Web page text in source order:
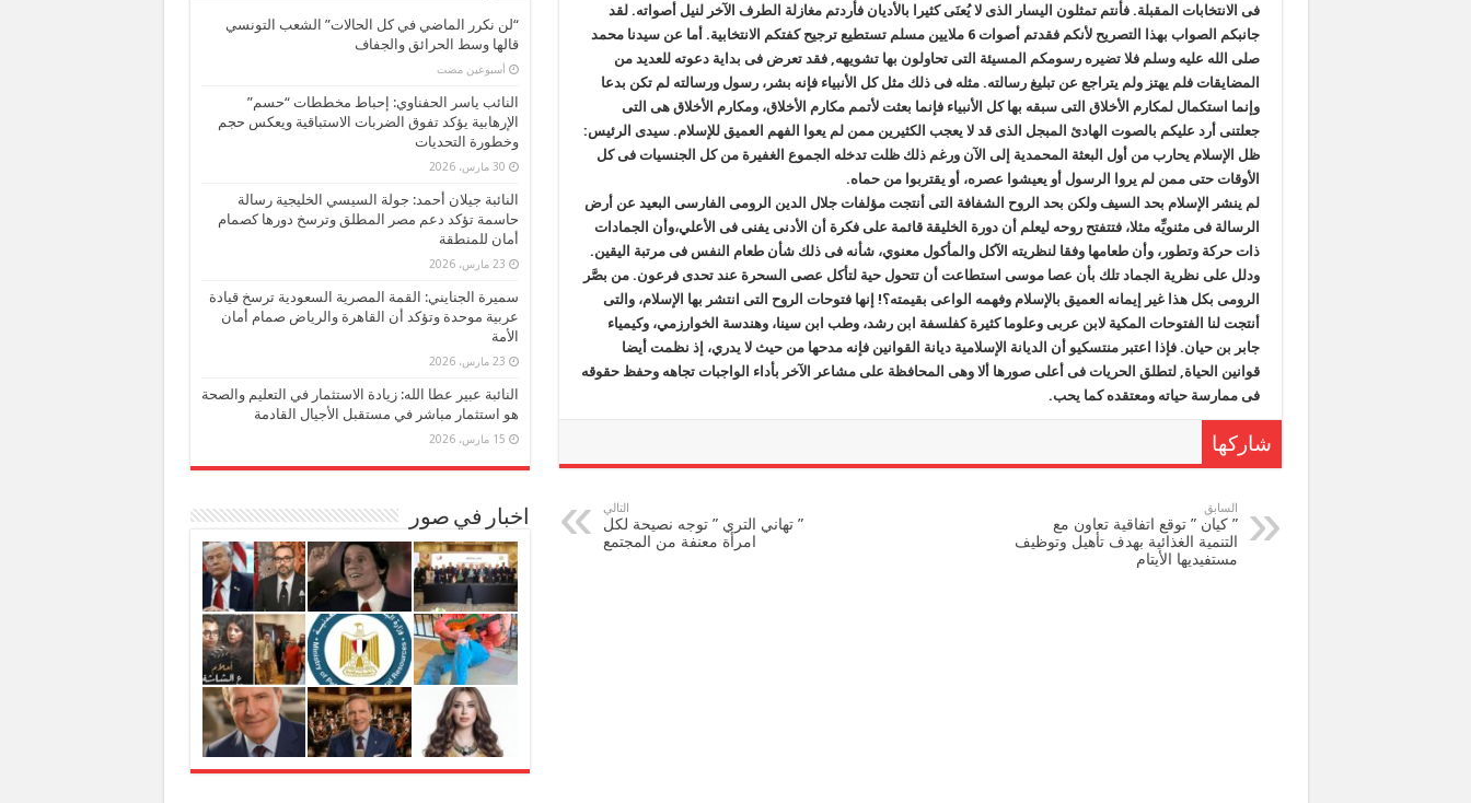
فى الانتخابات المقبلة. فأنتم تمثلون اليسار الذى لا يُعنَى كثيرا بالأديان فأردتم مغازلة الطرف الآخر لنيل أصواته. لقد
جانبكم الصواب بهذا التصريح لأنكم فقدتم أصوات 6 ملايين مسلم تستطيع ترجيح كفتكم الانتخابية. أما عن سيدنا محمد
صلى الله عليه وسلم فلا تضيره رسومكم المسيئة التى تحاولون بها تشويهه, فقد تعرض فى بداية دعوته للعديد من
المضايقات فلم يهتز ولم يتراجع عن تبليغ رسالته. مثله فى ذلك مثل كل الأنبياء فإنه بشر، رسول ورسالته لم تكن بدعا
وإنما استكمال لمكارم الأخلاق التى سبقه بها كل الأنبياء فإنما بعثت لأتمم مكارم الأخلاق، ومكارم الأخلاق هى التى
جعلتنى أرد عليكم بالصوت الهادئ المبجل الذى قد لا يعجب الكثيرين ممن لم يعوا الفهم العميق للإسلام. سيدى الرئيس:
ظل الإسلام يحارب من أول البعثة المحمدية إلى الآن ورغم ذلك ظلت تدخله الجموع الغفيرة من كل الجنسيات فى كل
الأوقات حتى ممن لم يروا الرسول أو يعيشوا عصره، أو يقتربوا من حماه.
لم ينشر الإسلام بحد السيف ولكن بحد الروح الشفافة التى أنتجت مؤلفات جلال الدين الرومى الفارسى البعيد عن أرض
الرسالة فى مثنويِّه مثلا، فتتفتح روحه ليعلم أن دورة الخليقة قائمة على فكرة أن الأدنى يفنى فى الأعلي،وأن الجمادات
ذات حركة وتطور، وأن طعامها وفقا لنظريته الآكل والمأكول معنوي، شأنه فى ذلك شأن طعام النفس فى مرتبة اليقين.
ودلل على نظرية الجماد تلك بأن عصا موسى استطاعت أن تتحول حية لتأكل عصى السحرة عند تحدى فرعون. من بصَّر
الرومى بكل هذا غير إيمانه العميق بالإسلام وفهمه الواعى بقيمته؟! إنها فتوحات الروح التى انتشر بها الإسلام، والتى
أنتجت لنا الفتوحات المكية لابن عربى وعلوما كثيرة كفلسفة ابن رشد، وطب ابن سينا، وهندسة الخوارزمي، وكيمياء
جابر بن حيان. فإذا اعتبر منتسكيو أن الديانة الإسلامية ديانة القوانين فإنه مدحها من حيث لا يدري، إذ نظمت أيضا
قوانين الحياة, لتطلق الحريات فى أعلى صورها ألا وهى المحافظة على مشاعر الآخر بأداء الواجبات تجاهه وحفظ حقوقه
فى ممارسة حياته ومعتقده كما يحب.
شاركها
السابق
” كيان ” توقع اتفاقية تعاون مع
التنمية الغذائية بهدف تأهيل وتوظيف
مستفيديها الأيتام
التالي
” تهاني التري ” توجه نصيحة لكل
امرأة معنفة من المجتمع
“لن نكرر الماضي في كل الحالات” الشعب التونسي
قالها وسط الحرائق والجفاف
‏أسبوعين مضت
النائب ياسر الحفناوي: إحباط مخططات “حسم”
الإرهابية يؤكد تفوق الضربات الاستباقية ويعكس حجم
وخطورة التحديات
30 مارس، 2026
النائبة جيلان أحمد: جولة السيسي الخليجية رسالة
حاسمة تؤكد دعم مصر المطلق وترسخ دورها كصمام
أمان للمنطقة
23 مارس، 2026
سميرة الجنايني: القمة المصرية السعودية ترسخ قيادة
عربية موحدة وتؤكد أن القاهرة والرياض صمام أمان
الأمة
23 مارس، 2026
النائبة عبير عطا الله: زيادة الاستثمار في التعليم والصحة
هو استثمار مباشر في مستقبل الأجيال القادمة
15 مارس، 2026
اخبار في صور